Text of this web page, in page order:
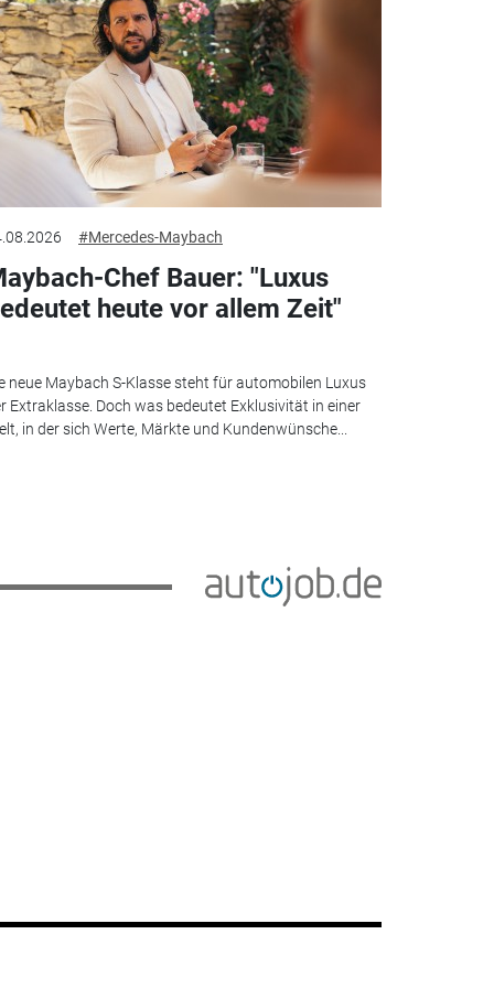
#Mercedes-Maybach
Chef Bauer: "Luxus
heute vor allem Zeit"
neue Maybach S-Klasse steht für automobilen Luxus
Extraklasse. Doch was bedeutet Exklusivität in einer
in der sich Werte, Märkte und Kundenwünsche...